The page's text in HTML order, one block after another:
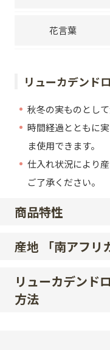
商品特性
産地 「南アフリ
リューカデンド
方法
花言葉
リューカデンド
秋冬の実ものとして
時間経過とともに
ま使用できます。
仕入れ状況により
ご了承ください。